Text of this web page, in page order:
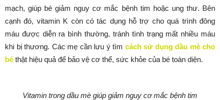
mạch, giúp bé giảm nguy cơ mắc bệnh tim hoặc ung thư. Bên
cạnh đó, vitamin K còn có tác dụng hỗ trợ cho quá trình đông
máu được diễn ra bình thường, tránh tình trạng mất nhiều máu
khi bị thương. Các mẹ cần lưu ý tìm cách sử dụng dầu mè cho
bé thật hiệu quả để bảo vệ cơ thể, sức khỏe của bé toàn diện.
Vitamin trong dầu mè giúp giảm nguy cơ mắc bệnh tim